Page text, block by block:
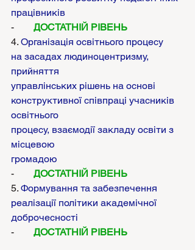
- ДОСТАТНІЙ РІВЕНЬ
4. Організація освітнього процесу
на засадах людиноцентризму,
прийняття
управлінських рішень на основі
конструктивної співпраці учасників
освітнього
процесу, взаємодії закладу освіти з
місцевою
- ДОСТАТНІЙ РІВЕНЬ
5. Формування та забезпечення
реалізації політики академічної
- ДОСТАТНІЙ РІВЕНЬ